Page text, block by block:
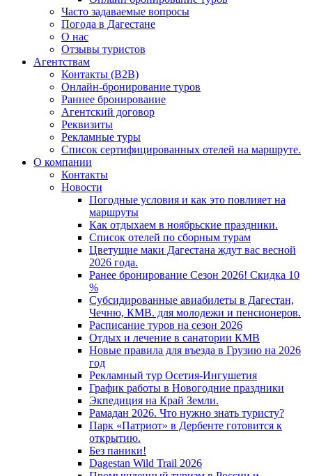
Часто задаваемые вопросы
Погода в Дагестане
О нас
Отзывы туристов
Агентствам
Контакты (B2B)
Онлайн-бронирование туров
Раннее бронирование
Агентский договор
Реквизиты
Рекламные туры
Список сертифицированных отелей на маршруте.
О компании
Контакты
Новости
Погодные условия и как это повлияет на
маршруты
Как отдыхаем в ноябрьские праздники.
Список отелей по сборным турам
Цветущие маки Дагестана ждут вас весной
2026 года.
Ранее бронирование Сезон 2026! Скидка 10
%
Субсидированные авиабилеты в Дагестан,
Чечню, КМВ. для молодежи и пенсионеров.
Расписание туров на сезон 2026
Отдых и лечение в санатории КМВ
Новые правила для въезда в Грузию на 2026
год
Рекламный тур Осетия-Ингушетия
График работы в Новогодние праздники
Экпедиция на Край Земли.
Рамадан 2026. Что нужно знать туристу?
Парк «Патриот» в Дербенте готовится к
открытию.
Без паники!
Dagestan Wild Trail 2026